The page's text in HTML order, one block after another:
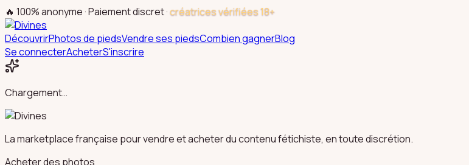
🔥 100% anonyme · Paiement discret ·créatrices vérifiées 18+
DécouvrirPhotos de piedsVendre ses piedsCombien gagnerBlog
Se connecterAcheterS'inscrire
Chargement…
La marketplace française pour vendre et acheter du contenu fétichiste, en toute discrétion.
Acheter des photos